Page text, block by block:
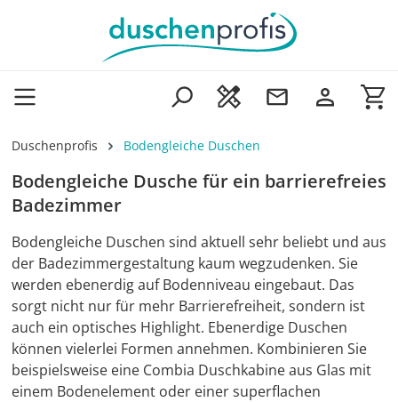
Zum Hauptinhalt springen
Duschenprofis Bodengleiche Duschen
Bodengleiche Dusche für ein barrierefreies
Badezimmer
Bodengleiche Duschen sind aktuell sehr beliebt und aus
der Badezimmergestaltung kaum wegzudenken. Sie
werden ebenerdig auf Bodenniveau eingebaut. Das
sorgt nicht nur für mehr Barrierefreiheit, sondern ist
auch ein optisches Highlight. Ebenerdige Duschen
können vielerlei Formen annehmen. Kombinieren Sie
beispielsweise eine Combia Duschkabine aus Glas mit
einem Bodenelement oder einer superflachen